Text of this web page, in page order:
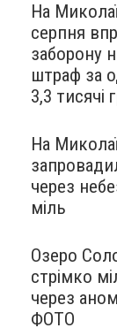
На
серпня
заборону
штраф за
3,3 тисячі
На
через
міль
Озеро
стрімко
через
ФОТО